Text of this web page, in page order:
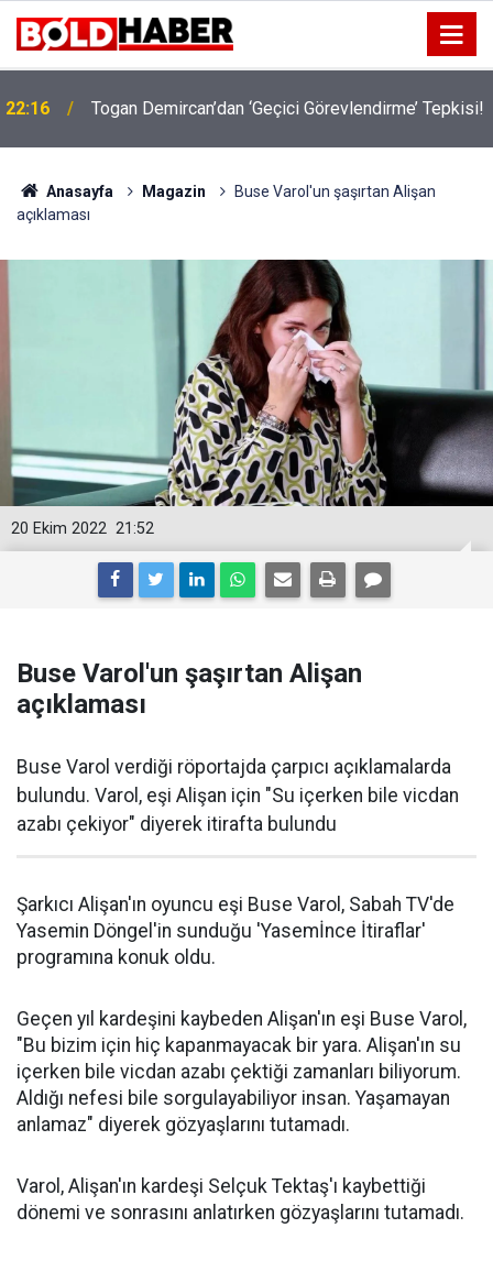
Togan Demircan’dan ‘Geçici Görevlendirme’ Tepkisi!
19:32 Sıcak Havalarda Ödem Şikayetini Hafife Almayın!
Anasayfa Magazin
Buse Varol'un şaşırtan Alişan
açıklaması
21:52
20 Ekim 2022
Buse Varol'un şaşırtan Alişan
açıklaması
Buse Varol verdiği röportajda çarpıcı açıklamalarda
bulundu. Varol, eşi Alişan için "Su içerken bile vicdan
azabı çekiyor" diyerek itirafta bulundu
Şarkıcı Alişan'ın oyuncu eşi Buse Varol, Sabah TV'de
Yasemin Döngel'in sunduğu 'Yasemİnce İtiraflar'
programına konuk oldu.
Geçen yıl kardeşini kaybeden Alişan'ın eşi Buse Varol,
"Bu bizim için hiç kapanmayacak bir yara. Alişan'ın su
içerken bile vicdan azabı çektiği zamanları biliyorum.
Aldığı nefesi bile sorgulayabiliyor insan. Yaşamayan
anlamaz" diyerek gözyaşlarını tutamadı.
Varol, Alişan'ın kardeşi Selçuk Tektaş'ı kaybettiği
dönemi ve sonrasını anlatırken gözyaşlarını tutamadı.